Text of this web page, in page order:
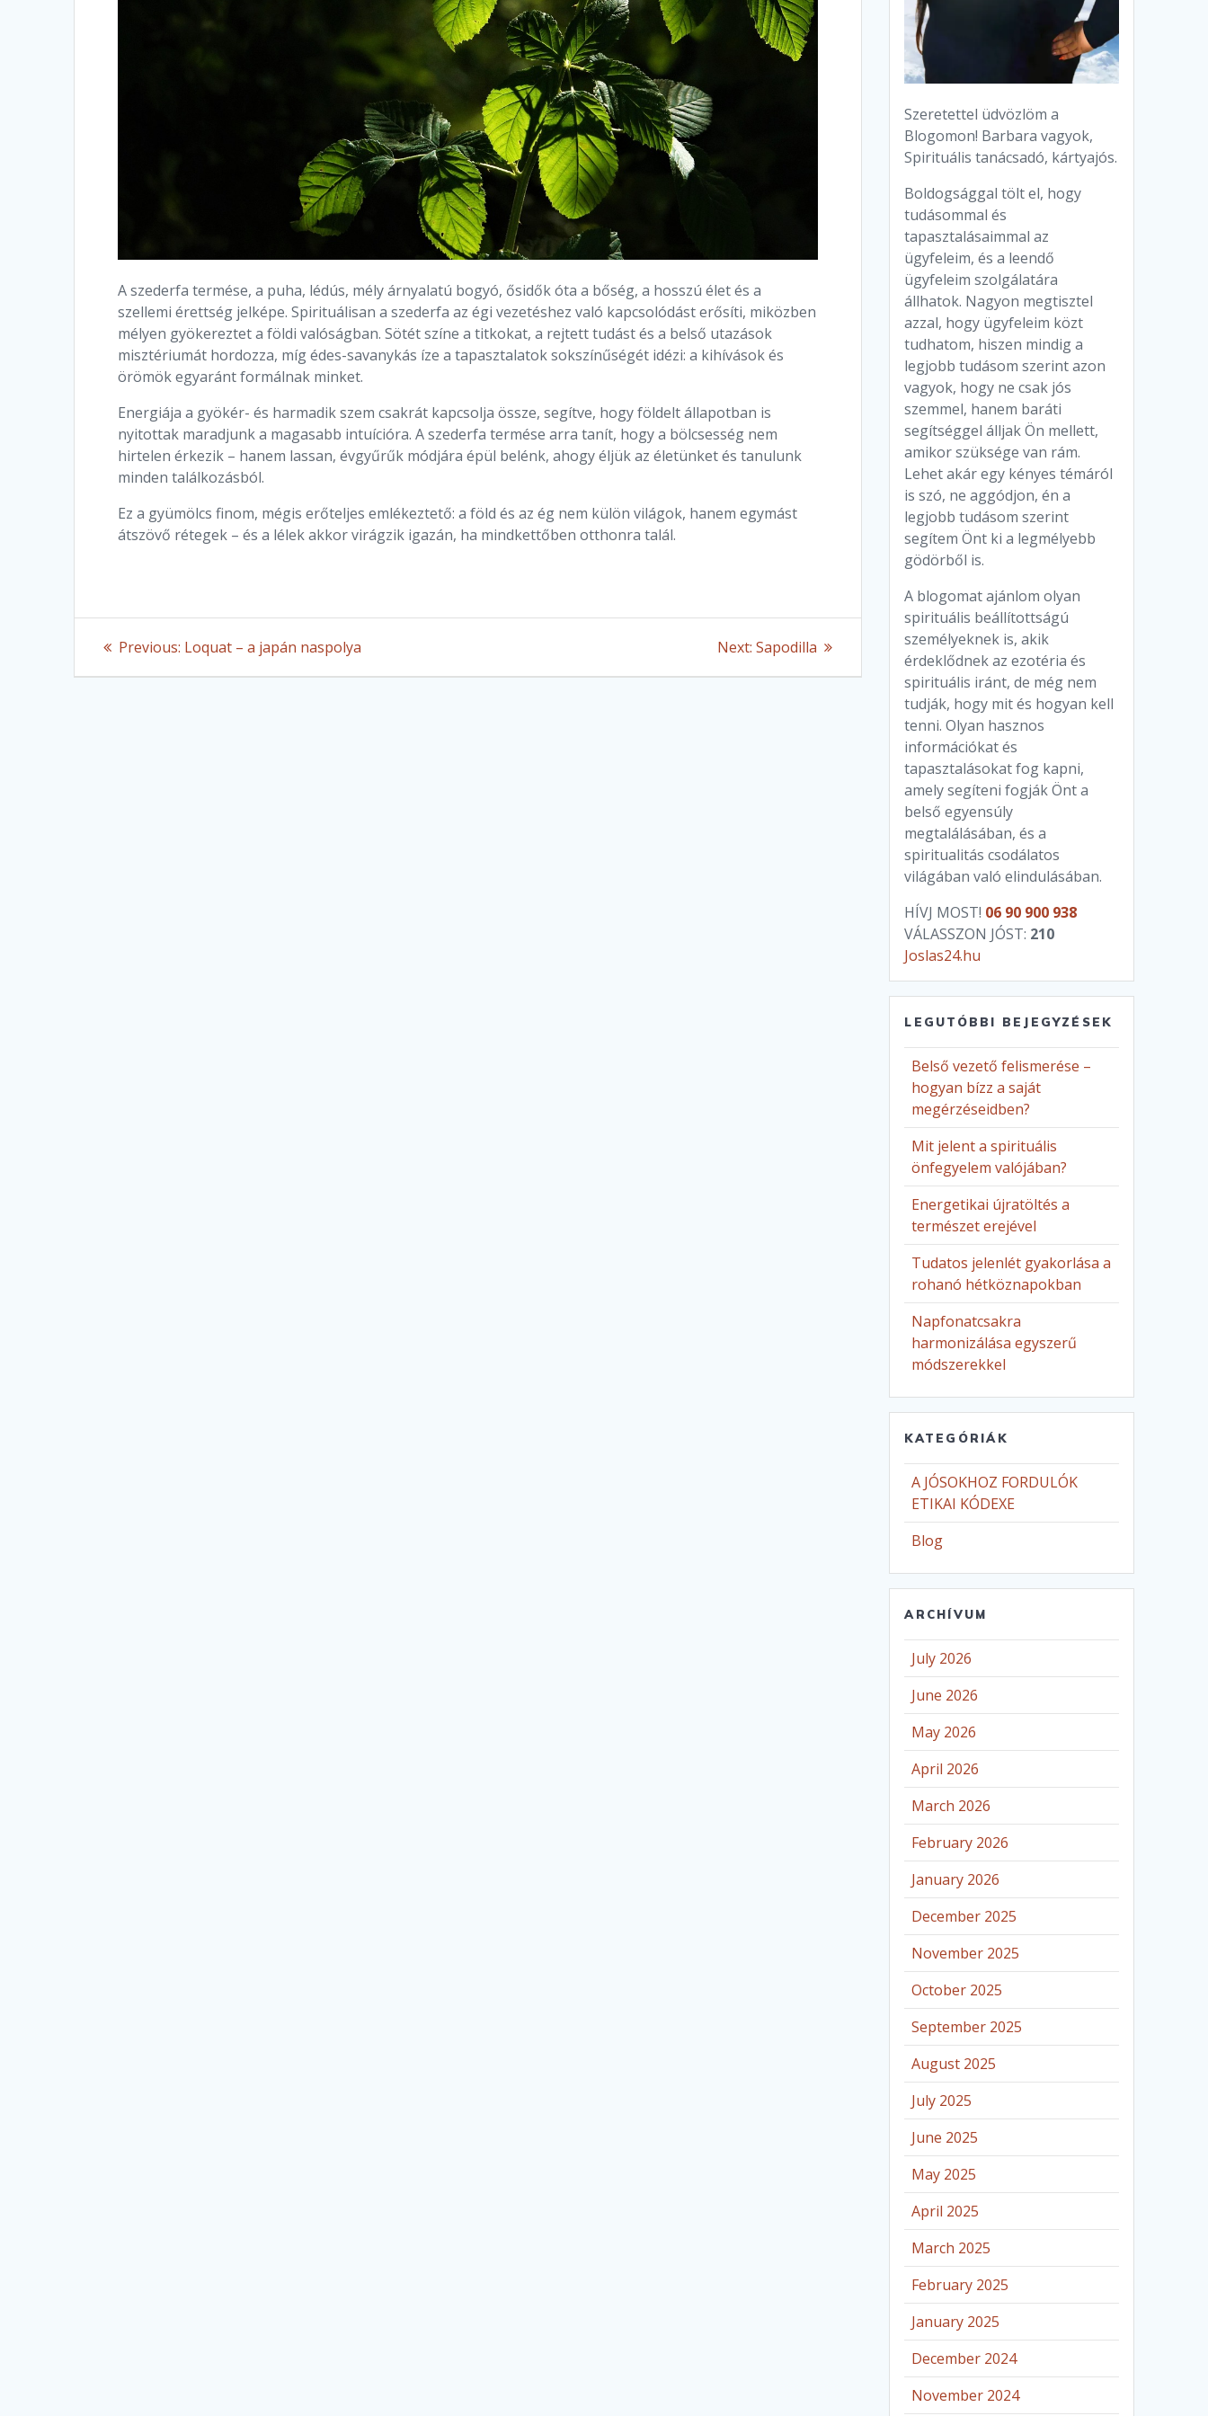
A szederfa termése, a puha, lédús, mély árnyalatú bogyó, ősidők óta a bőség, a hosszú élet és a
szellemi érettség jelképe. Spirituálisan a szederfa az égi vezetéshez való kapcsolódást erősíti, miközben
mélyen gyökereztet a földi valóságban. Sötét színe a titkokat, a rejtett tudást és a belső utazások
misztériumát hordozza, míg édes-savanykás íze a tapasztalatok sokszínűségét idézi: a kihívások és
örömök egyaránt formálnak minket.
Energiája a gyökér- és harmadik szem csakrát kapcsolja össze, segítve, hogy földelt állapotban is
nyitottak maradjunk a magasabb intuícióra. A szederfa termése arra tanít, hogy a bölcsesség nem
hirtelen érkezik – hanem lassan, évgyűrűk módjára épül belénk, ahogy éljük az életünket és tanulunk
minden találkozásból.
Ez a gyümölcs finom, mégis erőteljes emlékeztető: a föld és az ég nem külön világok, hanem egymást
átszövő rétegek – és a lélek akkor virágzik igazán, ha mindkettőben otthonra talál.
Post
navigation
Previous: Previous
Loquat – a japán naspolya Next: Next
Sapodilla
Szeretettel üdvözlöm a
Blogomon! Barbara vagyok,
Spirituális tanácsadó, kártyajós.
Boldogsággal tölt el, hogy
tudásommal és
tapasztalásaimmal az
ügyfeleim, és a leendő
ügyfeleim szolgálatára
állhatok. Nagyon megtisztel
azzal, hogy ügyfeleim közt
tudhatom, hiszen mindig a
legjobb tudásom szerint azon
vagyok, hogy ne csak jós
szemmel, hanem baráti
segítséggel álljak Ön mellett,
amikor szüksége van rám.
Lehet akár egy kényes témáról
is szó, ne aggódjon, én a
legjobb tudásom szerint
segítem Önt ki a legmélyebb
gödörből is.
A blogomat ajánlom olyan
spirituális beállítottságú
személyeknek is, akik
érdeklődnek az ezotéria és
spirituális iránt, de még nem
tudják, hogy mit és hogyan kell
tenni. Olyan hasznos
információkat és
tapasztalásokat fog kapni,
amely segíteni fogják Önt a
belső egyensúly
megtalálásában, és a
spiritualitás csodálatos
világában való elindulásában.
HÍVJ MOST! 06 90 900 938
VÁLASSZON JÓST: 210
Joslas24.hu
LEGUTÓBBI BEJEGYZÉSEK
Belső vezető felismerése –
hogyan bízz a saját
megérzéseidben?
Mit jelent a spirituális
önfegyelem valójában?
Energetikai újratöltés a
természet erejével
Tudatos jelenlét gyakorlása a
rohanó hétköznapokban
Napfonatcsakra
harmonizálása egyszerű
módszerekkel
KATEGÓRIÁK
A JÓSOKHOZ FORDULÓK
ETIKAI KÓDEXE
Blog
ARCHÍVUM
July 2026
June 2026
May 2026
April 2026
March 2026
February 2026
January 2026
December 2025
November 2025
October 2025
September 2025
August 2025
July 2025
June 2025
May 2025
April 2025
March 2025
February 2025
January 2025
December 2024
November 2024